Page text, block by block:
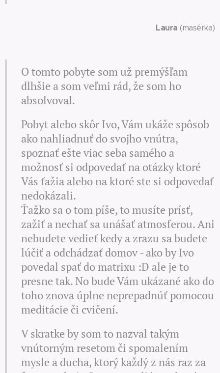
Laura (masérka)
O tomto pobyte som už premýšľam
dlhšie a som veľmi rád, že som ho
absolvoval.
Pobyt alebo skôr Ivo, Vám ukáže spôsob
ako nahliadnuť do svojho vnútra,
spoznať ešte viac seba samého a
možnosť si odpovedať na otázky ktoré
Vás ťažia alebo na ktoré ste si odpovedať
nedokázali.
Ťažko sa o tom píše, to musíte prísť,
zažiť a nechať sa unášať atmosferou. Ani
nebudete vedieť kedy a zrazu sa budete
lúčiť a odchádzať domov - ako by Ivo
povedal spať do matrixu :D ale je to
presne tak. No bude Vám ukázané ako do
toho znova úplne neprepadnúť pomocou
meditácie či cvičení.
V skratke by som to nazval takým
vnútorným resetom či spomalením
mysle a ducha, ktorý každý z nás raz za